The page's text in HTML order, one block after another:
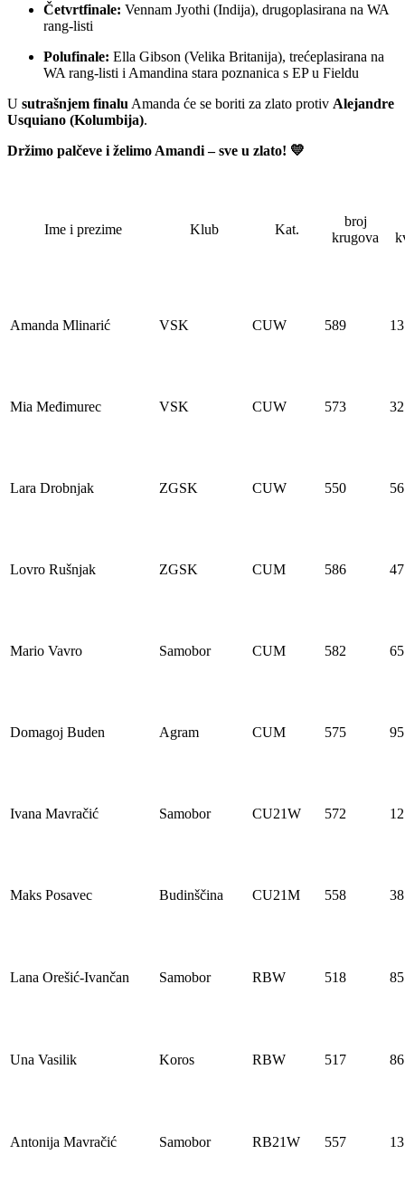
Četvrtfinale: Vennam Jyothi (Indija), drugoplasirana na WA
rang-listi
Polufinale: Ella Gibson (Velika Britanija), trećeplasirana na
WA rang-listi i Amandina stara poznanica s EP u Fieldu
U sutrašnjem finalu Amanda će se boriti za zlato protiv Alejandre
Usquiano (Kolumbija).
Držimo palčeve i želimo Amandi – sve u zlato! 💛
Ime i prezime Klub Kat.
broj
krugova
Amanda Mlinarić VSK CUW 589
Mia Međimurec VSK CUW 573
Lara Drobnjak ZGSK CUW 550
Lovro Rušnjak ZGSK CUM 586
Mario Vavro Samobor CUM 582
Domagoj Buden Agram CUM 575
Ivana Mavračić Samobor CU21W 572
Maks Posavec Budinščina CU21M 558
Lana Orešić-Ivančan Samobor RBW 518
Una Vasilik Koros RBW 517
Antonija Mavračić Samobor RB21W 557